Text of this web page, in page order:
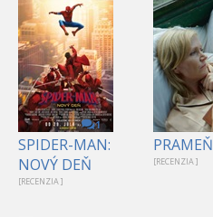
1
SPIDER-MAN:
NOVÝ DEŇ
[RECENZIA ]
PRAMEŇ
[RECENZIA ]